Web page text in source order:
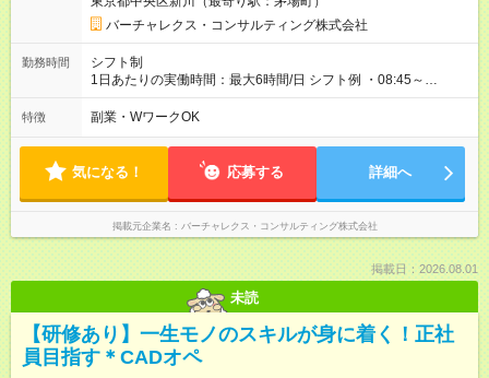
バーチャレクス・コンサルティング株式会社
勤務時間
シフト制
1日あたりの実働時間：最大6時間/日 シフト例 ・08:45～
13:45（休憩なし、実働5時間） ・14:00～20:00（休憩60分、
実働5時間） ・14:00～20:30（休憩60分、実働5.5時間） ・
位で支給します ＊サービス残業はありません
特徴 副業・WワークOK
気になる！ 応募する 詳細へ
掲載元企業名 バーチャレクス・コンサルティング株式会社
掲載日：2026.08.01
未読
【研修あり】一生モノのスキルが身に着く！正社
員目指す＊CADオペ